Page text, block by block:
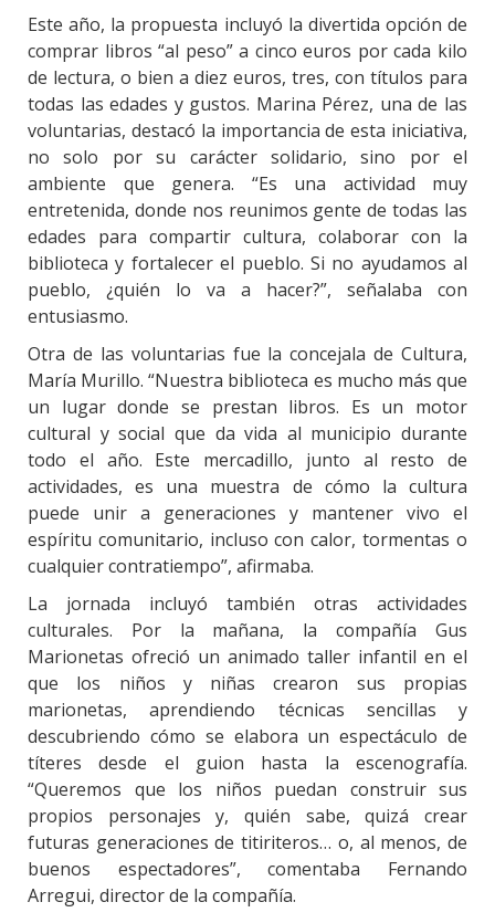
Este año, la propuesta incluyó la divertida opción de
comprar libros “al peso” a cinco euros por cada kilo
de lectura, o bien a diez euros, tres, con títulos para
todas las edades y gustos. Marina Pérez, una de las
voluntarias, destacó la importancia de esta iniciativa,
no solo por su carácter solidario, sino por el
ambiente que genera. “Es una actividad muy
entretenida, donde nos reunimos gente de todas las
edades para compartir cultura, colaborar con la
biblioteca y fortalecer el pueblo. Si no ayudamos al
pueblo, ¿quién lo va a hacer?”, señalaba con
entusiasmo.
Otra de las voluntarias fue la concejala de Cultura,
María Murillo. “Nuestra biblioteca es mucho más que
un lugar donde se prestan libros. Es un motor
cultural y social que da vida al municipio durante
todo el año. Este mercadillo, junto al resto de
actividades, es una muestra de cómo la cultura
puede unir a generaciones y mantener vivo el
espíritu comunitario, incluso con calor, tormentas o
cualquier contratiempo”, afirmaba.
La jornada incluyó también otras actividades
culturales. Por la mañana, la compañía Gus
Marionetas ofreció un animado taller infantil en el
que los niños y niñas crearon sus propias
marionetas, aprendiendo técnicas sencillas y
descubriendo cómo se elabora un espectáculo de
títeres desde el guion hasta la escenografía.
“Queremos que los niños puedan construir sus
propios personajes y, quién sabe, quizá crear
futuras generaciones de titiriteros… o, al menos, de
buenos espectadores”, comentaba Fernando
Arregui, director de la compañía.